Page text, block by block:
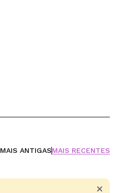
MAIS ANTIGASMAIS RECENTES